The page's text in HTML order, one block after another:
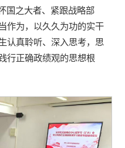
国之大者、紧跟战略部
作为，以久久为功的实干
认真聆听、深入思考，思
行正确政绩观的思想根